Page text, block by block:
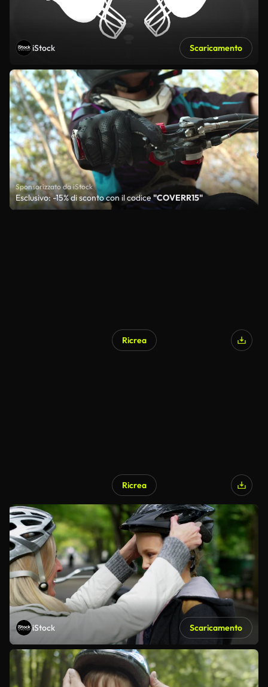
iStock Scaricamento
Sponsorizzato da iStock
Esclusivo: -15% di sconto con il codice "COVERR15"
Ricrea
Ricrea
iStock Scaricamento